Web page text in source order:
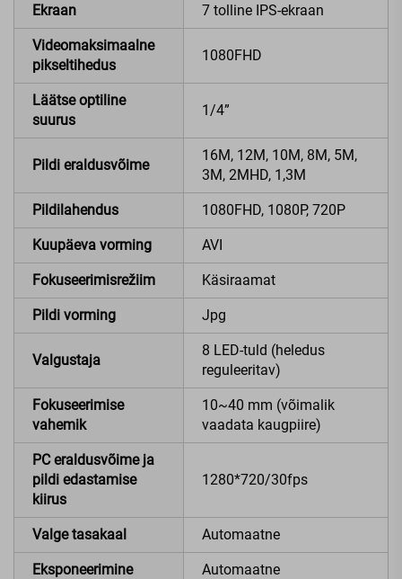
Ekraan 7 tolline IPS-ekraan
Videomaksimaalne
pikseltihedus
1080FHD
Läätse optiline
suurus
1/4”
Pildi eraldusvõime
16M, 12M, 10M, 8M, 5M,
3M, 2MHD, 1,3M
Pildilahendus 1080FHD, 1080P, 720P
Kuupäeva vorming AVI
Fokuseerimisrežiim Käsiraamat
Pildi vorming Jpg
Valgustaja
8 LED-tuld (heledus
reguleeritav)
Fokuseerimise
vahemik
10~40 mm (võimalik
vaadata kaugpiire)
PC eraldusvõime ja
pildi edastamise
kiirus
1280*720/30fps
Valge tasakaal Automaatne
Eksponeerimine Automaatne